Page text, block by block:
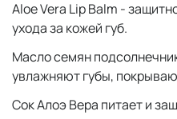
Aloe Vera Lip Balm -
ухода за кожей губ.
Масло семян
увлажняют губы,
Сок Алоэ Вера питает и